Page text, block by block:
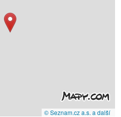
© Seznam.cz a.s. a další